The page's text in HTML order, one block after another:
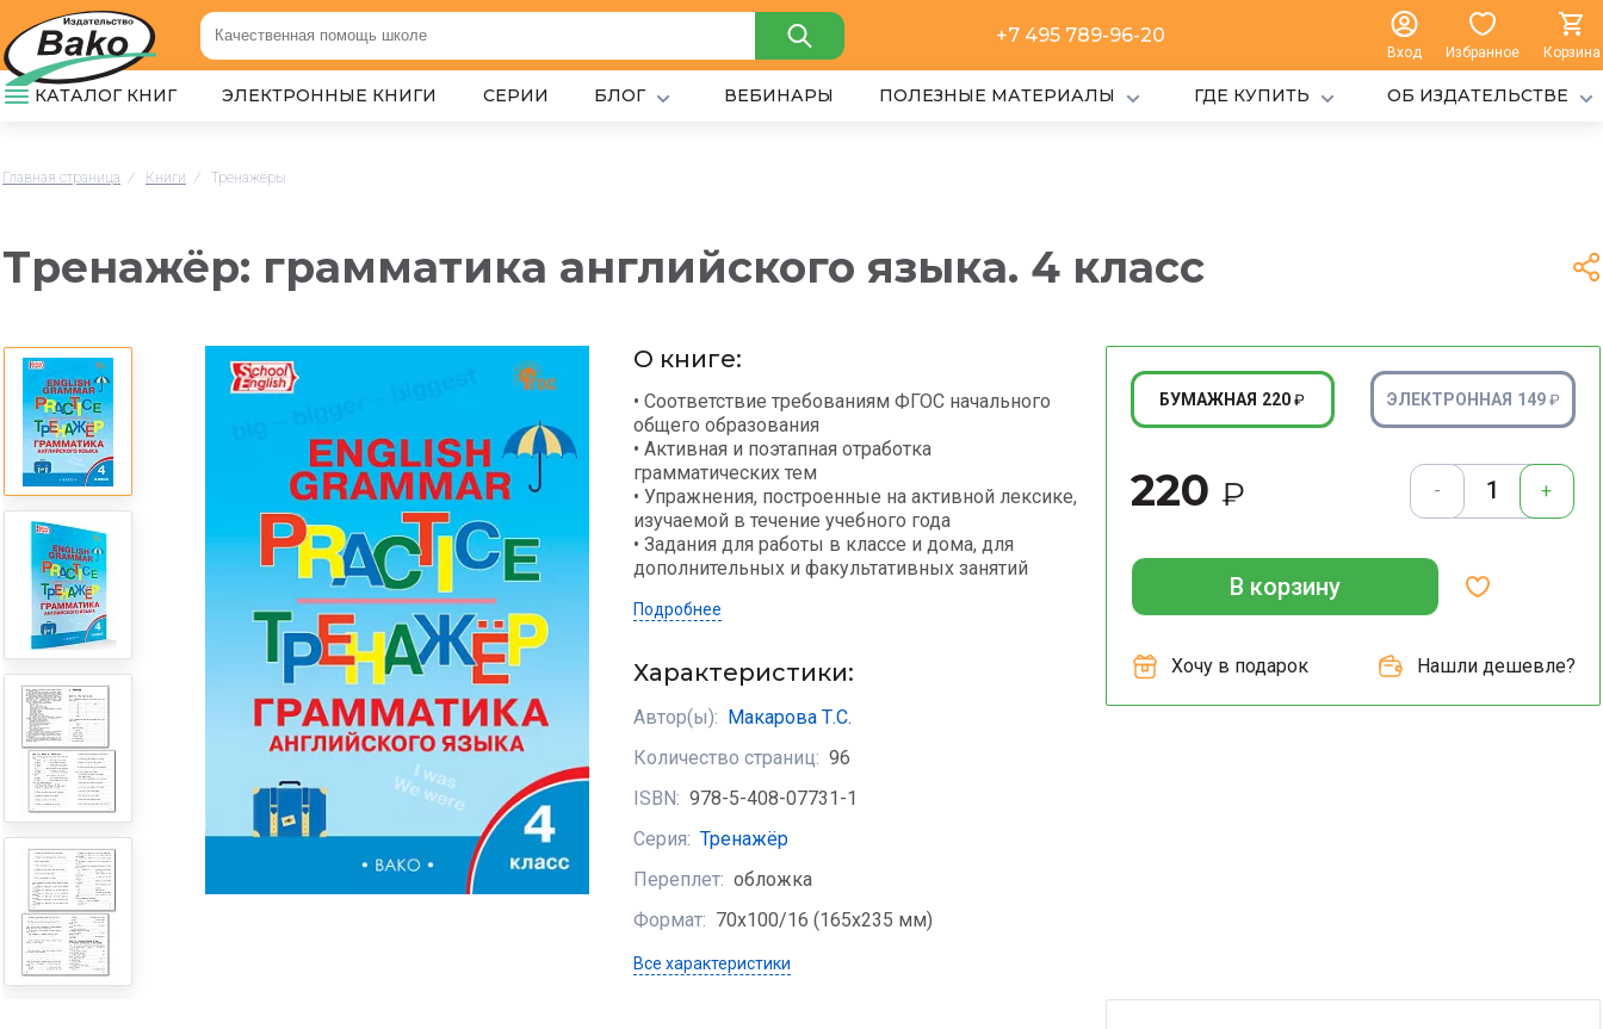
+7 495 789-96-20
Вход Избранное Корзина
КАТАЛОГ КНИГ ЭЛЕКТРОННЫЕ КНИГИ СЕРИИ БЛОГ ВЕБИНАРЫ ПОЛЕЗНЫЕ МАТЕРИАЛЫ ГДЕ КУПИТЬ ОБ ИЗДАТЕЛЬСТВЕ
Главная страница / Книги / Тренажёры
Тренажёр: грамматика английского языка. 4 класс
О книге:
• Соответствие требованиям ФГОС начального
общего образования
• Активная и поэтапная отработка
грамматических тем
• Упражнения, построенные на активной лексике,
изучаемой в течение учебного года
• Задания для работы в классе и дома, для
дополнительных и факультативных занятий
Подробнее
Характеристики:
Автор(ы):
Макарова Т.С.
Количество страниц: 96
ISBN: 978-5-408-07731-1
Серия: Тренажёр
Переплет: обложка
Формат: 70х100/16 (165x235 мм)
Все характеристики
БУМАЖНАЯ 220₽ ЭЛЕКТРОННАЯ 149 ₽
220 ₽ - +
В корзину
Хочу в подарок Нашли дешевле?